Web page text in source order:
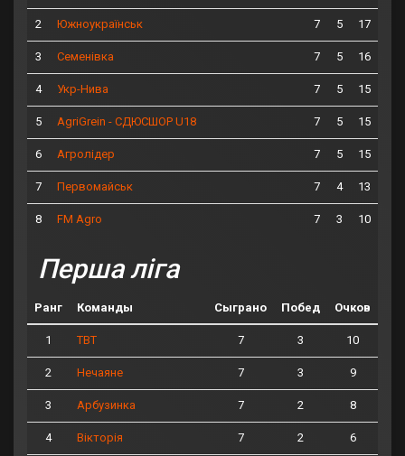
2 Южноукраїнськ 7 5 17
3 Семенівка 7 5 16
4 Укр-Нива 7 5 15
5 AgriGrein - СДЮСШОР U18 7 5 15
6 Агролідер 7 5 15
7 Первомайськ 7 4 13
8 FM Agro 7 3 10
Перша ліга
Ранг Команды Сыграно Побед Очков
1 ТВТ 7 3 10
2 Нечаяне 7 3 9
3 Арбузинка 7 2 8
4 Вікторія 7 2 6